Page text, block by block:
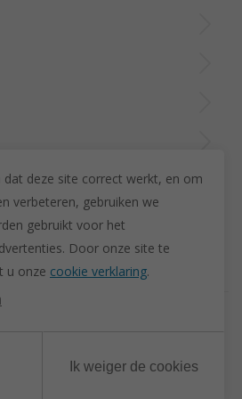
13u30 tot 18u
op
61
en acties te weten
GWP Paashanger
by DigitalMind | Powered by
deze site correct werkt, en om
verbeteren, gebruiken we
gebruikt voor het
Door onze site te
u onze cookie verklaring.
Ik weiger de cookies